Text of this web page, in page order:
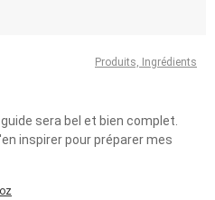
Produits, Ingrédients
sera bel et bien complet.
inspirer pour préparer mes